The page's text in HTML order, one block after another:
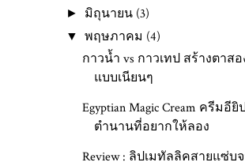
► มิถุนายน (3)
▼ พฤษภาคม (4)
กาวน้ำ vs กาวเทป สร้างตาส
แบบเนียนๆ
Egyptian Magic Cream ครีมอี
ตำนานที่อยากให้ลอง
Review : ลิปเมทัลลิคสายแซ่บ